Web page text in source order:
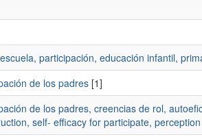
participación, educación infantil,
de los padres[1]
de los padres, creencias de rol,
self- efficacy for participate,